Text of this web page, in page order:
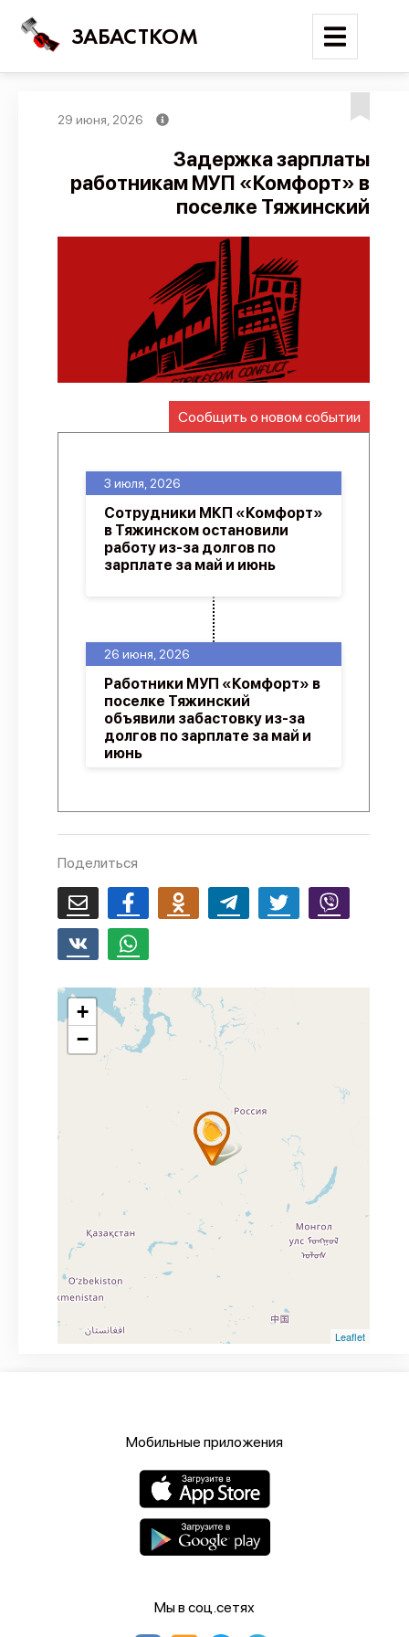
ЗАБАСТКОМ
Поиск
Новости
Карта событий
Трудовые конфликты
Отчеты
Предложить публикацию
Справочник
API
О проекте
29 июня, 2026
Задержка зарплаты
работникам МУП «Комфорт» в
поселке Тяжинский
Сообщить о новом событии
26 июня, 2026
Работники МУП «Комфорт» в
поселке Тяжинский
объявили забастовку из-за
долгов по зарплате за май и
июнь
3 июля, 2026
Сотрудники МКП «Комфорт»
в Тяжинском остановили
работу из-за долгов по
зарплате за май и июнь
Поделиться
+
−
Leaflet
Мобильные приложения
Мы в соц.сетях